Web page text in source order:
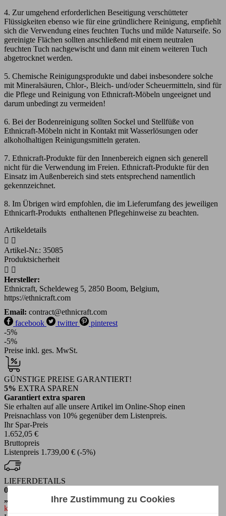
4. Zur umgehend erforderlichen Beseitigung verschütteter
Flüssigkeiten ebenso wie für eine gründlichere Reinigung, empfiehlt
sich die Verwendung eines feuchten Tuchs und milde Naturseife. So
gereinigte Flächen sollten anschließend mit einem neutralen
feuchten Tuch nachgewischt und dann mit einem weiteren Tuch
abgetrocknet werden.
5. Chemische Reinigungsprodukte und dabei insbesondere solche
mit Mineralsäuren, Chlor-, Bleich- und/oder Scheuermitteln, sind für
die Pflege und Reinigung von Ethnicraft-Möbeln ungeeignet und
darum unbedingt zu vermeiden!
6. Bei der Bodenreinigung sollten Sockel und Stellfüße von
Ethnicraft-Möbeln nicht in Kontakt mit Wasserlösungen oder
alkoholhaltigen Reinigungsmitteln geraten.
7. Ethnicraft-Produkte für den Innenbereich eignen sich generell
nicht für die Verwendung im Freien. Ethnicraft-Produkte für den
Einsatz im Außenbereich sind stets entsprechend namentlich
gekennzeichnet.
8. Im Übrigen wird empfohlen, die im Lieferumfang des jeweiligen
Ethnicarft-Produkts enthaltenen Pflegehinweise zu beachten.
Artikeldetails
 
Artikel-Nr.: 35085
Produktsicherheit
 
Hersteller:
Ethnicraft, Scheldeweg 5, 2850 Boom, Belgium,
https://ethnicraft.com
Email: contract@ethnicraft.com
facebook
twitter
pinterest
-5%
-5%
Preise inkl. ges. MwSt.
GÜNSTIGE PREISE GARANTIERT!
5% EXTRA SPAREN
Garantiert extra sparen
Sie erhalten auf alle unsere Artikel im Online-Shop einen
Preisnachlass von 10% gegenüber dem Listenpreis.
Ihr Spar-Preis
1.652,05 €
Bruttopreis
Listenpreis 1.739,00 € (-5%)
LIEFERDETAILS
0€
„SPEED“ Versand
keine Versandkosten für Sie!
Ihre Zustimmung zu Cookies